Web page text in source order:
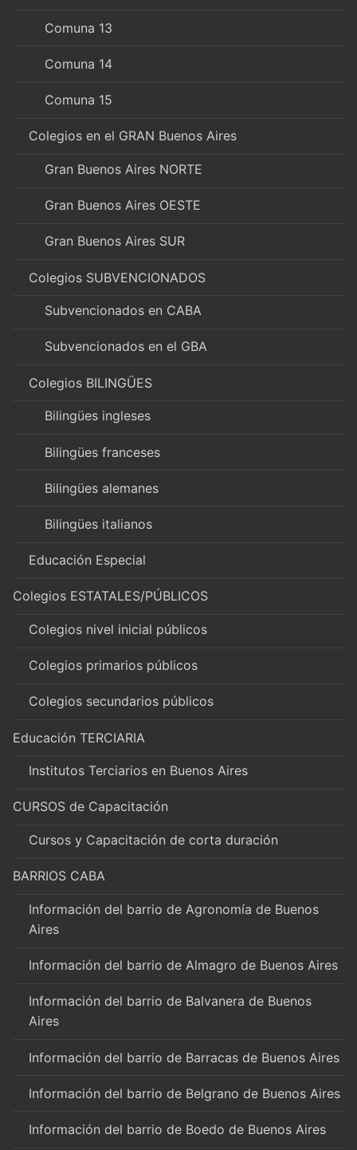
Comuna 13
Comuna 14
Comuna 15
Colegios en el GRAN Buenos Aires
Gran Buenos Aires NORTE
Gran Buenos Aires OESTE
Gran Buenos Aires SUR
Colegios SUBVENCIONADOS
Subvencionados en CABA
Subvencionados en el GBA
Colegios BILINGÜES
Bilingües ingleses
Bilingües franceses
Bilingües alemanes
Bilingües italianos
Educación Especial
Colegios ESTATALES/PÚBLICOS
Colegios nivel inicial públicos
Colegios primarios públicos
Colegios secundarios públicos
Educación TERCIARIA
Institutos Terciarios en Buenos Aires
CURSOS de Capacitación
Cursos y Capacitación de corta duración
BARRIOS CABA
Información del barrio de Agronomía de Buenos
Aires
Información del barrio de Almagro de Buenos Aires
Información del barrio de Balvanera de Buenos
Aires
Información del barrio de Barracas de Buenos Aires
Información del barrio de Belgrano de Buenos Aires
Información del barrio de Boedo de Buenos Aires